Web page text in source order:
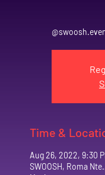
Time &
Aug 26, 2022, 9:30
SWOOSH, Roma